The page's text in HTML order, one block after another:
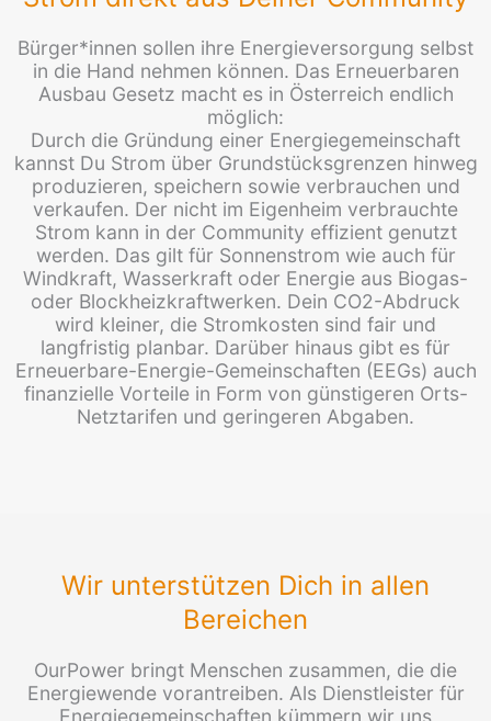
Bürger*innen sollen ihre Energieversorgung selbst
in die Hand nehmen können. Das Erneuerbaren
Ausbau Gesetz macht es in Österreich endlich
möglich:
Durch die Gründung einer Energiegemeinschaft
kannst Du Strom über Grundstücksgrenzen hinweg
produzieren, speichern sowie verbrauchen und
verkaufen. Der nicht im Eigenheim verbrauchte
Strom kann in der Community effizient genutzt
werden. Das gilt für Sonnenstrom wie auch für
Windkraft, Wasserkraft oder Energie aus Biogas-
oder Blockheizkraftwerken. Dein CO2-Abdruck
wird kleiner, die Stromkosten sind fair und
langfristig planbar. Darüber hinaus gibt es für
Erneuerbare-Energie-Gemeinschaften (EEGs) auch
finanzielle Vorteile in Form von günstigeren Orts-
Netztarifen und geringeren Abgaben.
Wir unterstützen Dich in allen
Bereichen
OurPower bringt Menschen zusammen, die die
Energiewende vorantreiben. Als Dienstleister für
Energiegemeinschaften kümmern wir uns